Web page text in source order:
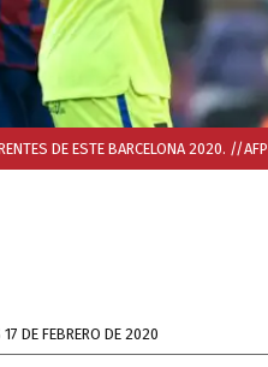
DE ESTE BARCELONA 2020. //AFP
17 DE FEBRERO DE 2020